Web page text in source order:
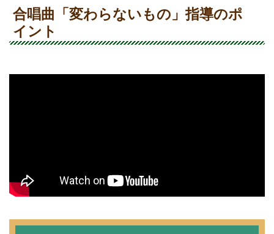
合唱曲「変わらないもの」指導のポ
イント